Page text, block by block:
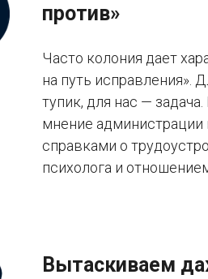
против»
Часто колония дает
на путь исправления».
тупик, для нас —
мнение администрации
справками о
психолога и
Вытаскиваем